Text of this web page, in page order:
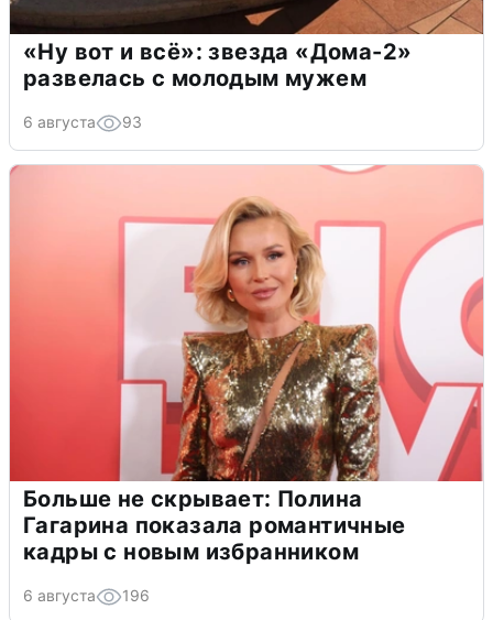
«Ну вот и всё»: звезда «Дома-2»
развелась с молодым мужем
6 августа 93
Больше не скрывает: Полина
Гагарина показала романтичные
кадры с новым избранником
6 августа 196